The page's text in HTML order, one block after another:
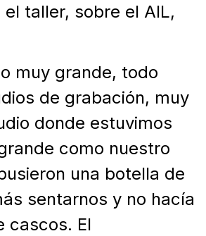
taller, sobre el AIL,
muy grande, todo
de grabación, muy
donde estuvimos
como nuestro
una botella de
sentarnos y no hacía
cascos. El